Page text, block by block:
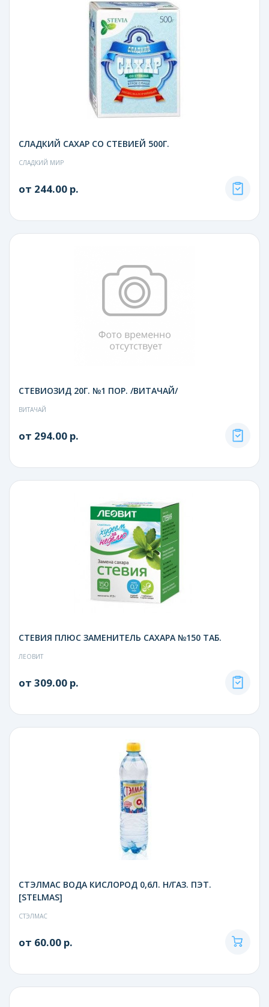
СЛАДКИЙ САХАР СО СТЕВИЕЙ 500Г.
СЛАДКИЙ МИР
от 244.00 р.
СТЕВИОЗИД 20Г. №1 ПОР. /ВИТАЧАЙ/
ВИТАЧАЙ
от 294.00 р.
СТЕВИЯ ПЛЮС ЗАМЕНИТЕЛЬ САХАРА №150 ТАБ.
ЛЕОВИТ
от 309.00 р.
СТЭЛМАС ВОДА КИСЛОРОД 0,6Л. Н/ГАЗ. ПЭТ.
[STELMAS]
СТЭЛМАС
от 60.00 р.